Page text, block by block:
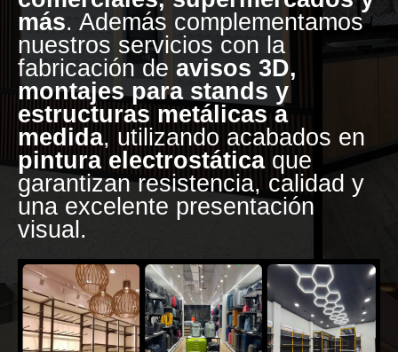
más. Además complementamos
nuestros servicios con la
fabricación de avisos 3D,
montajes para stands y
estructuras metálicas a
medida, utilizando acabados en
pintura electrostáticaque
garantizan resistencia, calidad y
una excelente presentación
visual.